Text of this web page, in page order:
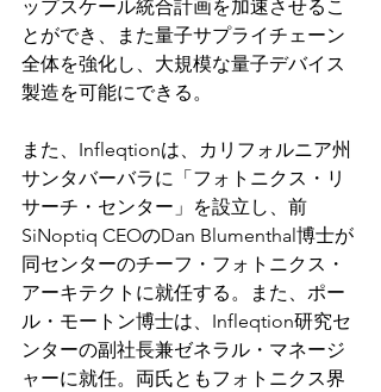
ップスケール統合計画を加速させるこ
とができ、また量子サプライチェーン
全体を強化し、大規模な量子デバイス
製造を可能にできる。
また、Infleqtionは、カリフォルニア州
サンタバーバラに「フォトニクス・リ
サーチ・センター」を設立し、前
SiNoptiq CEOのDan Blumenthal博士が
同センターのチーフ・フォトニクス・
アーキテクトに就任する。また、ポー
ル・モートン博士は、Infleqtion研究セ
ンターの副社長兼ゼネラル・マネージ
ャーに就任。両氏ともフォトニクス界